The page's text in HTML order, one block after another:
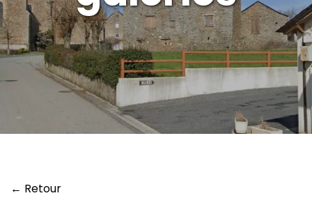
← Retour